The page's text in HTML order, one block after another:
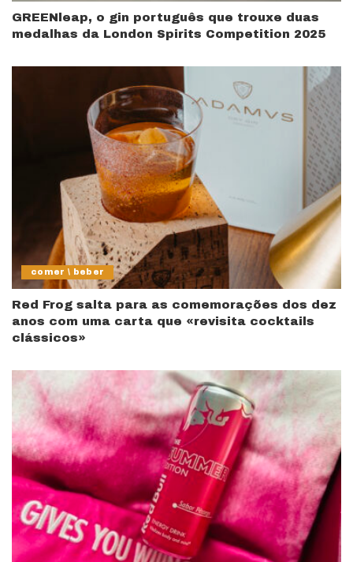
GREENleap, o gin português que trouxe duas
medalhas da London Spirits Competition 2025
comer \ beber
Red Frog salta para as comemorações dos dez
anos com uma carta que «revisita cocktails
clássicos»